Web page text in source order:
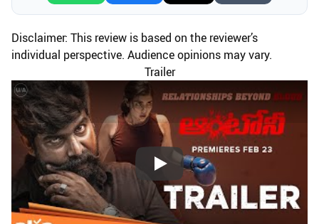
Disclaimer: This review is based on the reviewer’s
individual perspective. Audience opinions may vary.
Trailer
Play